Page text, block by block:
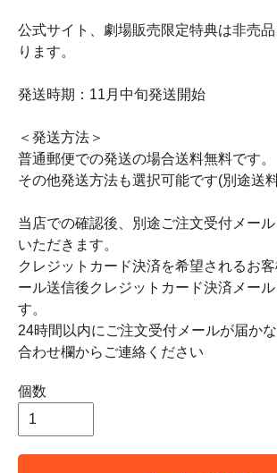
公式サイト、劇場販売限定特典は非売
ります。
発送時期：11月中旬発送開始
＜発送方法＞
普通郵便での発送の場合送料無料です。
その他発送方法も選択可能です(別途送
当店での確認後、別途ご注文受付メー
いただきます。
クレジットカード決済を希望されるお
ール送信後クレジットカード決済メー
す。
24時間以内にご注文受付メールが届か
合わせ欄からご連絡ください
個数